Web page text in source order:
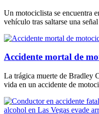
Un motociclista se encuentra
vehículo tras saltarse una
Accidente mortal de
La trágica muerte de Bradley
vida en un accidente de